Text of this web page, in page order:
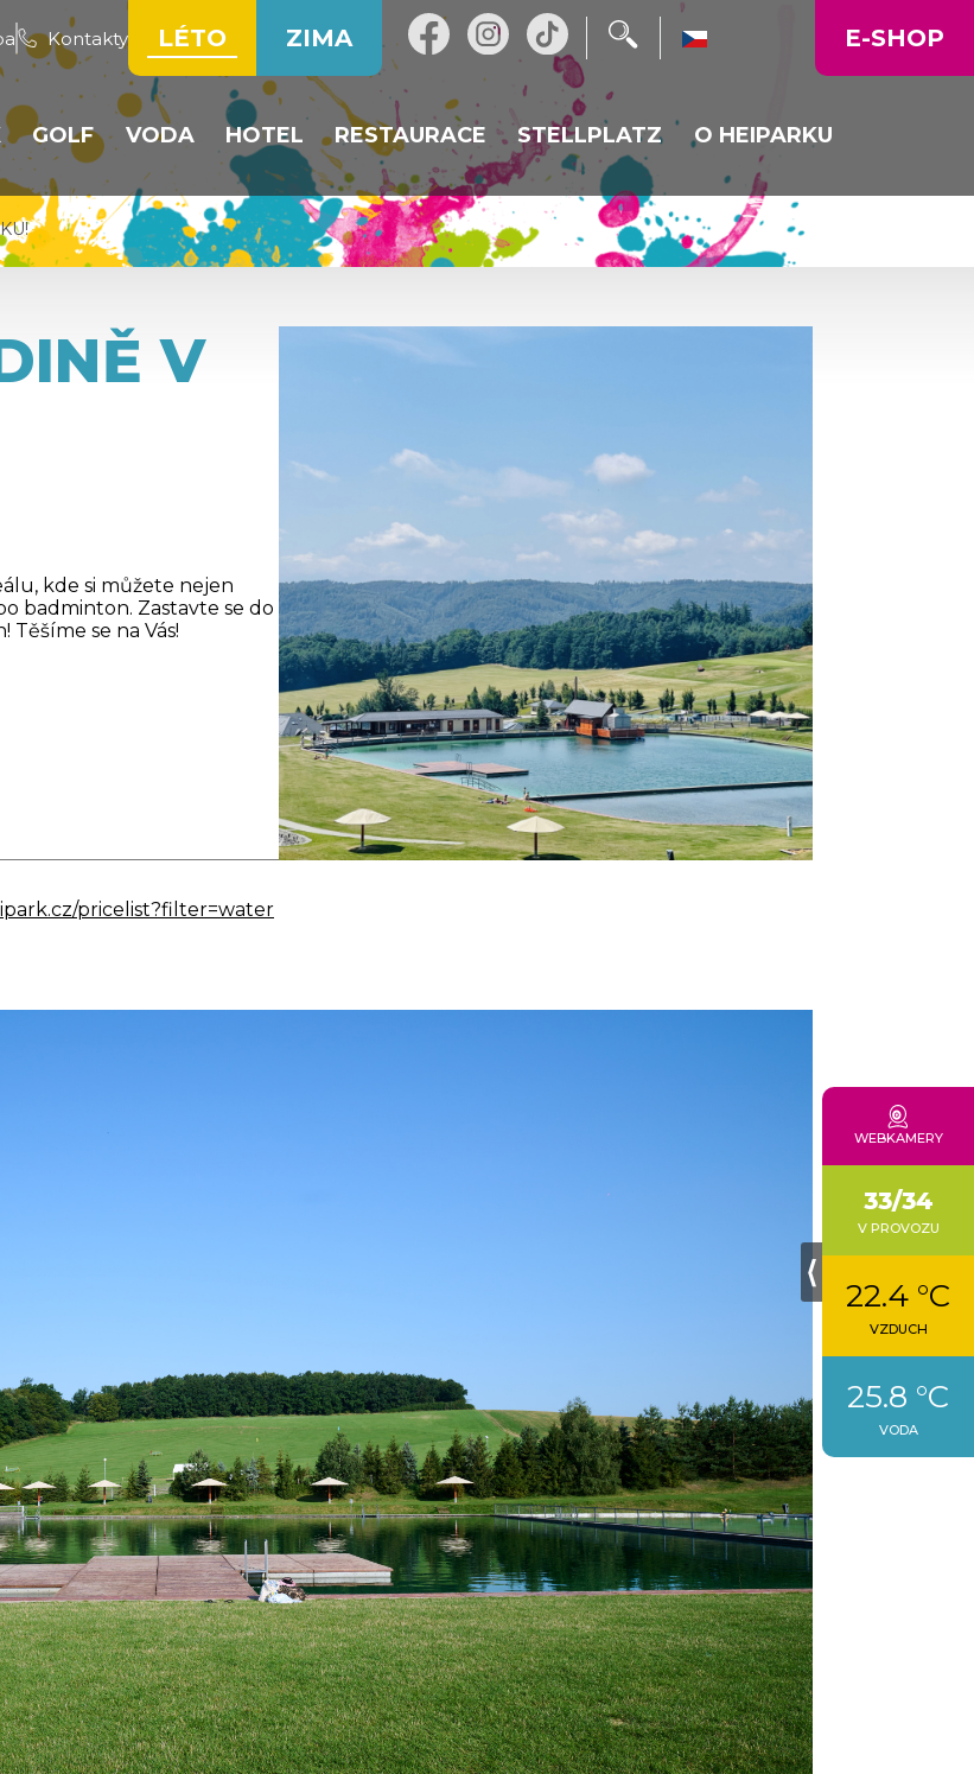
Kontakty LÉTO ZIMA
ŘÁD
GOLF
VEŘEJNÉ HŘIŠTĚ
REZERVACE GOLFU
CVIČNÉ PLOCHY
GOLF CLUB HEIPARK
VODA
VODNÍ NÁDRŽ
PLÁŽOVÝ VOLEJBAL
CENÍK
HOTEL
POKOJE
REZERVACE UBYTOVÁNÍ
RESTAURACE
HOTELOVÁ RESTAURACE
RESTAURACE HEIKALKA
STELLPLATZ O HEIPARKU
NOVINKY
PROVOZNÍ DOBA
KUDY K NÁM
KONTAKTY
E-SHOP
⟨
WEBKAMERY
33/34
V PROVOZU
22.4 °C
VZDUCH
25.8 °C
VODA
V
kde si můžete nejen
badminton. Zastavte se do
se na Vás!
pricelist?filter=water